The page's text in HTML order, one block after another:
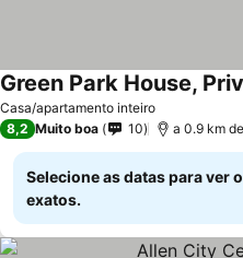
Casa/apartamento inteiro
8,2 Muito boa 10 a 0.9 km
Selecione as datas para ver
exatos.